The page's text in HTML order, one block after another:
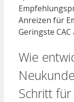
Anreizen für
Geringste
Wie
Schritt für